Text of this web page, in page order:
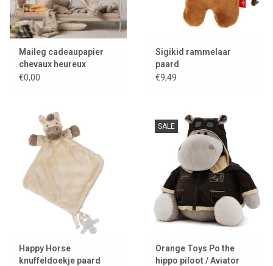
Maileg cadeaupapier
chevaux heureux
€0,00
Sigikid rammelaar
paard
€9,49
Happy Horse
knuffeldoekje paard
SALE
Orange Toys Po the
hippo piloot / Aviator